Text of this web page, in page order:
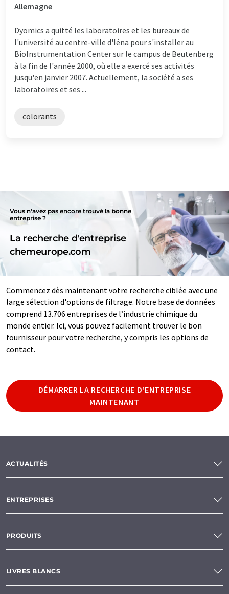
Allemagne
Dyomics a quitté les laboratoires et les bureaux de
l'université au centre-ville d'Iéna pour s'installer au
BioInstrumentation Center sur le campus de Beutenberg
à la fin de l'année 2000, où elle a exercé ses activités
jusqu'en janvier 2007. Actuellement, la société a ses
laboratoires et ses ...
colorants
Vous n'avez pas encore trouvé la bonne
entreprise ?
La recherche d'entreprise
chemeurope.com
Commencez dès maintenant votre recherche ciblée avec une
large sélection d'options de filtrage. Notre base de données
comprend 13.706 entreprises de l’industrie chimique du
monde entier. Ici, vous pouvez facilement trouver le bon
fournisseur pour votre recherche, y compris les options de
contact.
DÉMARRER LA RECHERCHE D'ENTREPRISE
MAINTENANT
ACTUALITÉS
ENTREPRISES
PRODUITS
LIVRES BLANCS